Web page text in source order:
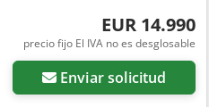
datos más
una oferta vinculante y
Ahlja
EUR 14.990
precio fijo El IVA no es desglosable
Enviar solicitud